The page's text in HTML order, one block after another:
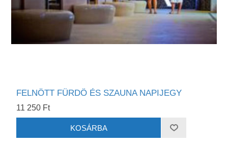
FELNÖTT FÜRDÖ ÉS SZAUNA NAPIJEGY
11 250 Ft